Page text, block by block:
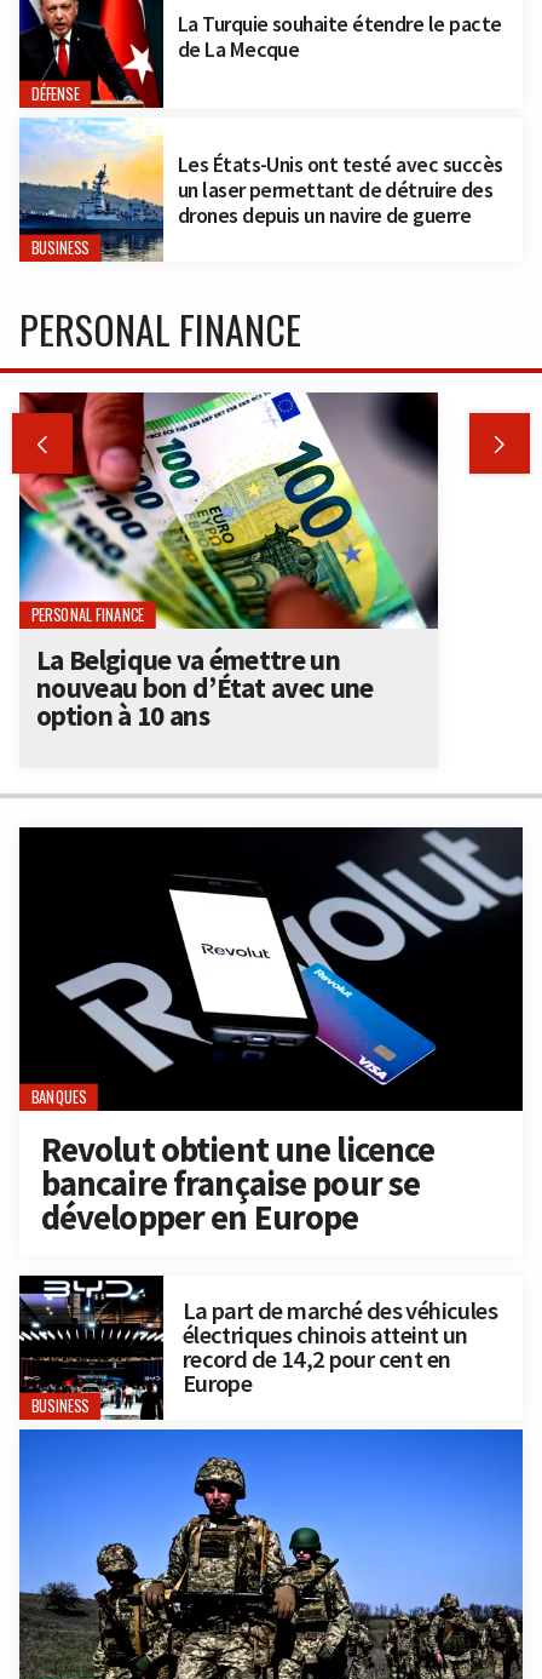
DÉFENSE
La Turquie souhaite étendre le pacte
de La Mecque
BUSINESS
Les États-Unis ont testé avec succès
un laser permettant de détruire des
drones depuis un navire de guerre
BANQUES
Revolut obtient une licence
bancaire française pour se
développer en Europe
BUSINESS
La part de marché des véhicules
électriques chinois atteint un
record de 14,2 pour cent en
Europe
PERSONAL FINANCE
 
PERSONAL FINANCE
La Belgique va émettre un
nouveau bon d’État avec une
option à 10 ans